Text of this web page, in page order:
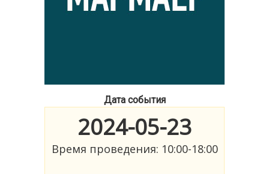
Дата события
2024-05-23
Время проведения: 10:00-18:00